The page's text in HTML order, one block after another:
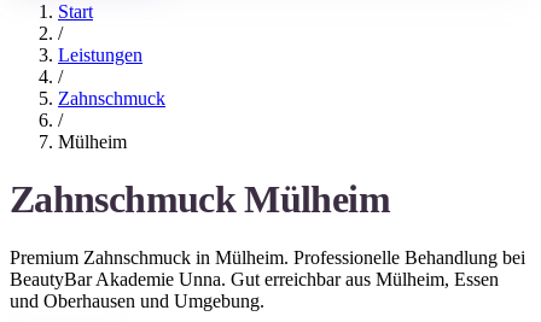
Start
/
Leistungen
/
Zahnschmuck
/
Mülheim
Zahnschmuck Mülheim
Premium Zahnschmuck in Mülheim. Professionelle Behandlung bei
BeautyBar Akademie Unna. Gut erreichbar aus Mülheim, Essen
und Oberhausen und Umgebung.